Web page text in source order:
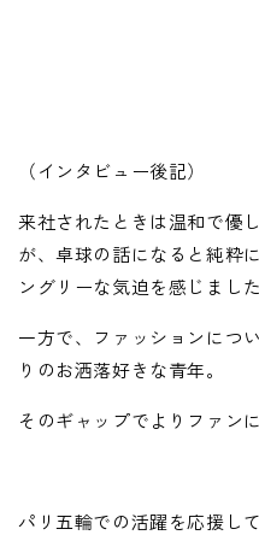
（インタビュー後記）
来社されたときは温和で優
が、卓球の話になると純粋
ングリーな気迫を感じました
一方で、ファッションにつ
りのお洒落好きな青年。
そのギャップでよりファン
パリ五輪での活躍を応援して